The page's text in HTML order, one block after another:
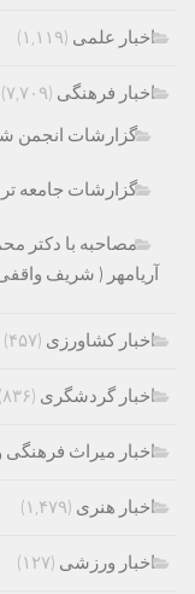
اخبار علمی (۱,۱۱۹)
اخبار فرهنگی (۷,۷۰۹)
گزارشات انجمن
گزارشات جامعه
مصاحبه با دکتر
آریامهر ( شریف
اخبار کشاورزی (۴۵۷)
اخبار گردشگری (۸۳۶)
اخبار میراث
اخبار هنری (۱,۴۷۹)
اخبار ورزشی (۱۲۷)